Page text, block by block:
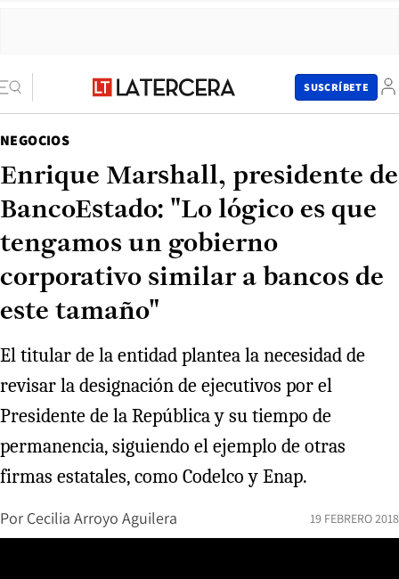
SUSCRÍBETE
NEGOCIOS
Enrique Marshall, presidente de
BancoEstado: "Lo lógico es que
tengamos un gobierno
corporativo similar a bancos de
este tamaño"
El titular de la entidad plantea la necesidad de
revisar la designación de ejecutivos por el
Presidente de la República y su tiempo de
permanencia, siguiendo el ejemplo de otras
firmas estatales, como Codelco y Enap.
Por Cecilia Arroyo Aguilera 19 FEBRERO 2018